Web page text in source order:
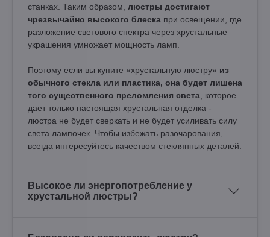
станках. Таким образом, люстры достигают
чрезвычайно высокого блеска при освещении, где
разложение светового спектра через хрустальные
украшения умножает мощность ламп.
Поэтому если вы купите «хрустальную люстру» из
обычного стекла или пластика, она будет лишена
того существенного преломления света, которое
дает только настоящая хрустальная отделка -
люстра не будет сверкать и не будет усиливать силу
света лампочек. Чтобы избежать разочарования,
всегда интересуйтесь качеством стеклянных деталей.
Высокое ли энергопотребление у
хрустальной люстры?